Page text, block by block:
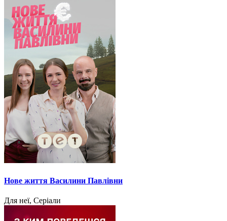
Нове життя Василини Павлівни
Для неї, Серіали